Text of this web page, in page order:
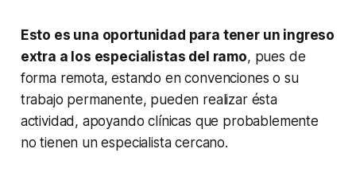
Esto es una oportunidad para tener un ingreso
extra a los especialistas del ramo, pues de
forma remota, estando en convenciones o su
trabajo permanente, pueden realizar ésta
actividad, apoyando clínicas que probablemente
no tienen un especialista cercano.